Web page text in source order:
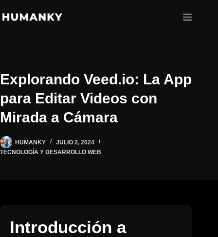
al
Explorando Veed.io: La App
para Editar Videos con
Mirada a Cámara
HUMANKY
JULIO 2, 2024
TECNOLOGÍA Y DESARROLLO WEB
Introducción a